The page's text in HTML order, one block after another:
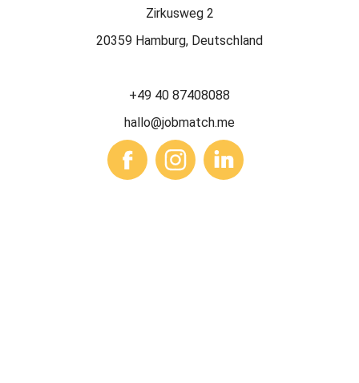
Zirkusweg 2
20359 Hamburg, Deutschland
+49 40 87408088
hallo@jobmatch.me